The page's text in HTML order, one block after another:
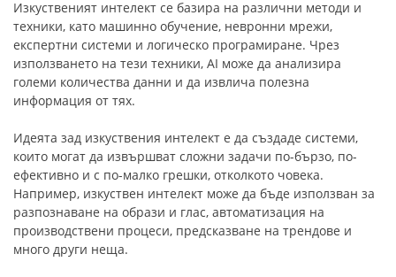
Изкуственият интелект се базира на различни методи и
техники, като машинно обучение, невронни мрежи,
експертни системи и логическо програмиране. Чрез
използването на тези техники, AI може да анализира
големи количества данни и да извлича полезна
информация от тях.
Идеята зад изкуствения интелект е да създаде системи,
които могат да извършват сложни задачи по-бързо, по-
ефективно и с по-малко грешки, отколкото човека.
Например, изкуствен интелект може да бъде използван за
разпознаване на образи и глас, автоматизация на
производствени процеси, предсказване на трендове и
много други неща.